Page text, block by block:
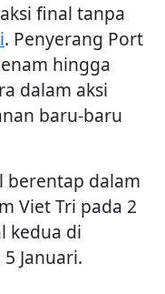
final tanpa
. Penyerang Port
hingga
dalam aksi
baru-baru
berentap dalam
Viet Tri pada 2
kedua di
Januari.